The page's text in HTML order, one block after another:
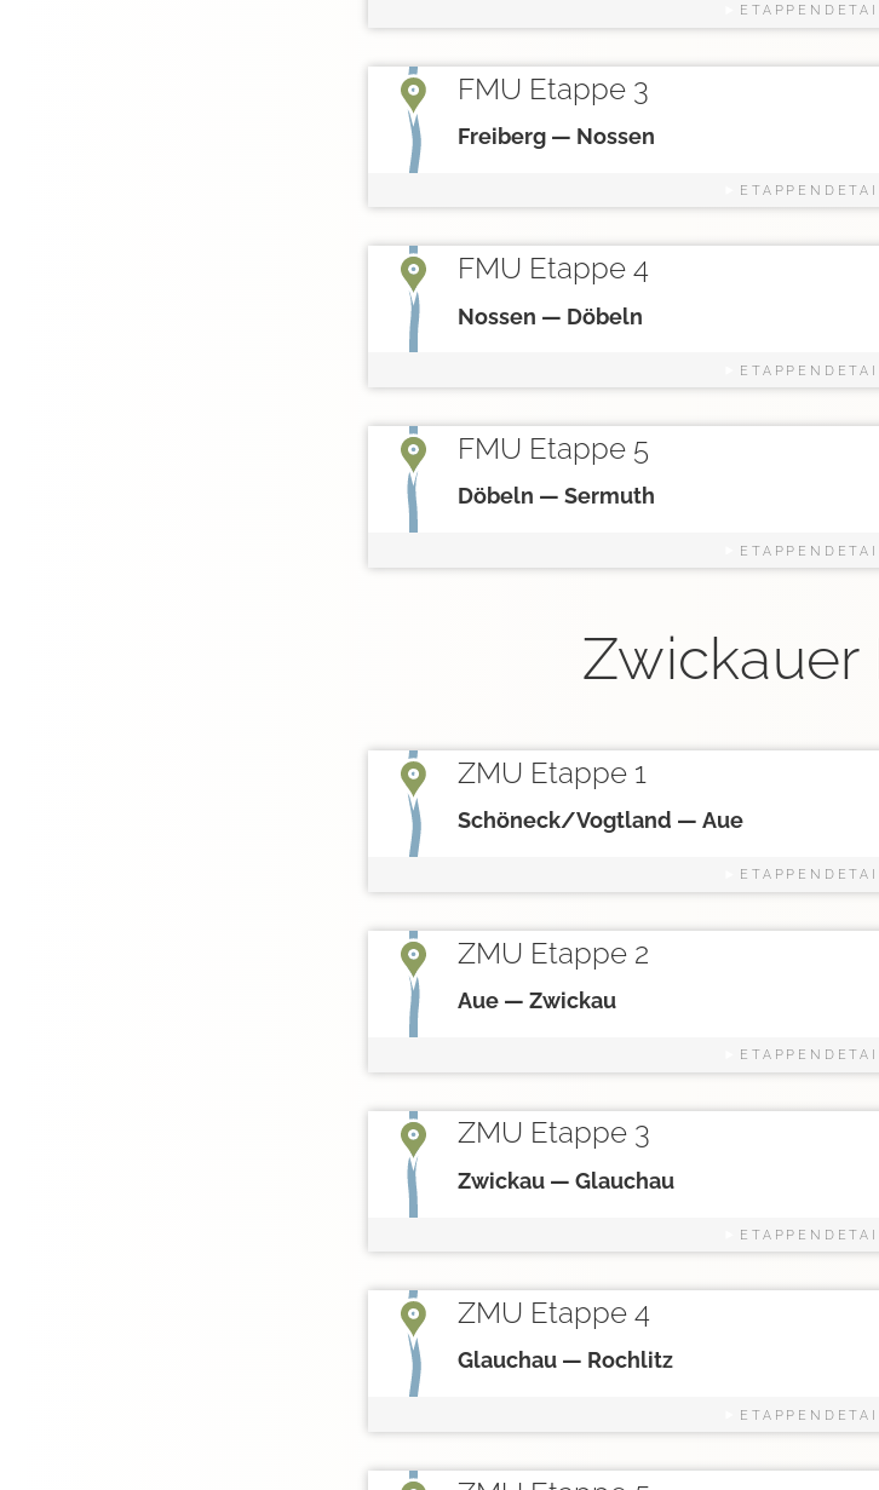
FMU Etappe 3
Freiberg — Nossen
FMU Etappe 4
Nossen — Döbeln
FMU Etappe 5
Döbeln — Sermuth
Zwickauer
ZMU Etappe 1
Schöneck/Vogtland — Aue
ZMU Etappe 2
Aue — Zwickau
ZMU Etappe 3
Zwickau — Glauchau
ZMU Etappe 4
Glauchau — Rochlitz